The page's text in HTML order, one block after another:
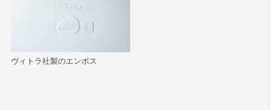
ヴィトラ社製のエンボス